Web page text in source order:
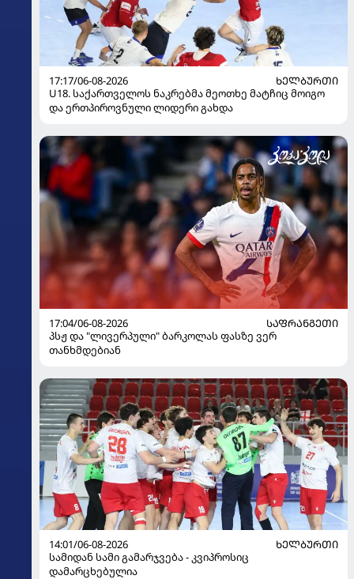
17:17/06-08-2026
ᲮᲔᲚᲑᲣᲠᲗᲘ
U18. საქართველოს ნაკრებმა მეოთხე მატჩიც მოიგო
და ერთპიროვნული ლიდერი გახდა
17:04/06-08-2026
ᲡᲐᲤᲠᲐᲜᲒᲔᲗᲘ
პსჟ და "ლივერპული" ბარკოლას ფასზე ვერ
თანხმდებიან
14:01/06-08-2026
ᲮᲔᲚᲑᲣᲠᲗᲘ
სამიდან სამი გამარჯვება - კვიპროსიც
დამარცხებულია